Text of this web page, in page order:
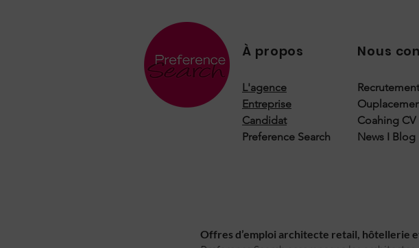
À propos
L'agence
Entreprise
Candidat
Preference Search
Nous
Recrutement
Coahing CV
News I Blog
Offres d’emploi architecte retail, hôtellerie